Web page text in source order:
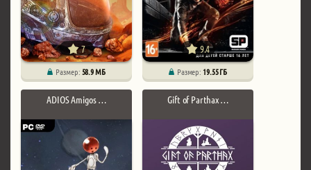
7
Размер:58.9 МБ
9.4
Размер: 19.55 ГБ
ADIOS Amigos … Gift of Parthax …